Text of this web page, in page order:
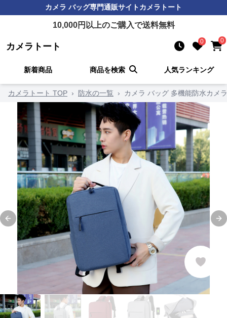
カメラ バッグ専門通販サイトカメラトート
10,000円以上のご購入で送料無料
カメラトート 0 0
新着商品 商品を検索 人気ランキング
カメラトート TOP › 防水の一覧 › カメラ バッグ 多機能防水カメ
Previous slide